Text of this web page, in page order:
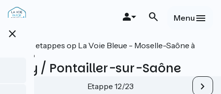
Overslaan
en
close
Menu
Alle etappes op La Voie Bleue - Moselle-Saône à
vélo
Gray / Pontailler-sur-Saône
Etappe 12/23